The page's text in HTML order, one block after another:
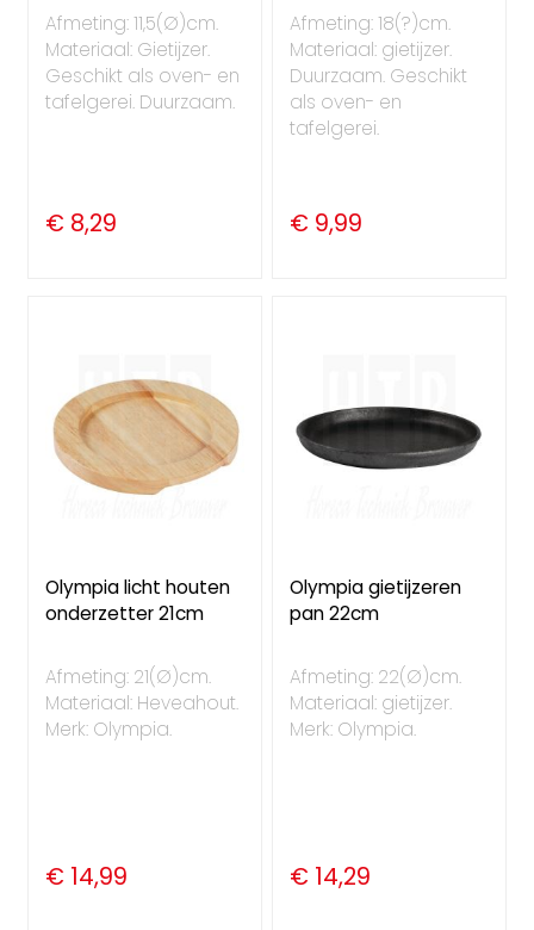
Afmeting: 11,5(Ø)cm.
Materiaal: Gietijzer.
Geschikt als oven- en
tafelgerei. Duurzaam.
€ 8,29
Afmeting: 18(?)cm.
Materiaal: gietijzer.
Duurzaam. Geschikt
als oven- en
tafelgerei.
€ 9,99
Olympia licht houten
onderzetter 21cm
Afmeting: 21(Ø)cm.
Materiaal: Heveahout.
Merk: Olympia.
€ 14,99
Olympia gietijzeren
pan 22cm
Afmeting: 22(Ø)cm.
Materiaal: gietijzer.
Merk: Olympia.
€ 14,29